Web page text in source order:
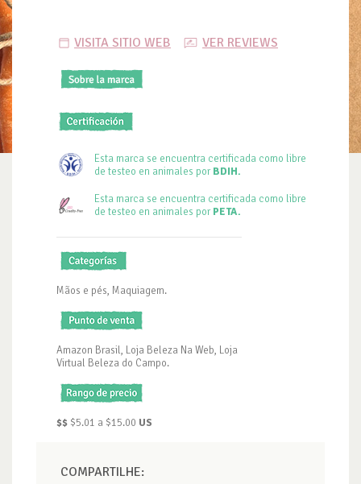
VISITA SITIO WEB VER REVIEWS
Esta marca se encuentra certificada como libre
de testeo en animales porBDIH.
Esta marca se encuentra certificada como libre
de testeo en animales porPETA.
Mãos e pés, Maquiagem.
Amazon Brasil, Loja Beleza Na Web, Loja
Virtual Beleza do Campo.
$$ $5.01 a $15.00 US
COMPARTILHE: